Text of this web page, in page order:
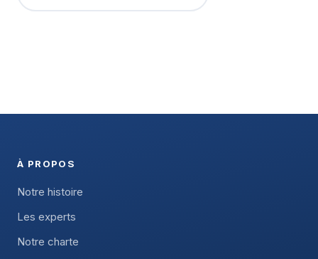
À PROPOS
Notre histoire
Les experts
Notre charte